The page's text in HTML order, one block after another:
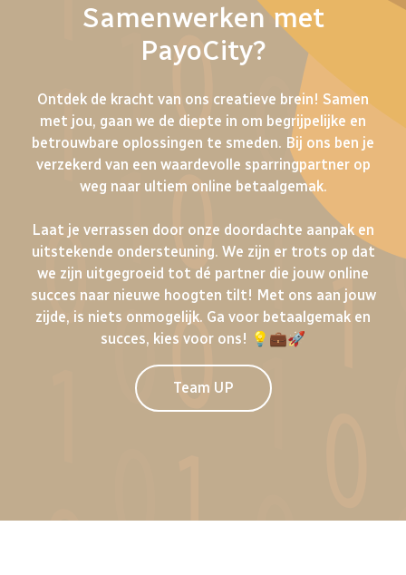
Samenwerken met
PayoCity?
Ontdek de kracht van ons creatieve brein! Samen
met jou, gaan we de diepte in om begrijpelijke en
betrouwbare oplossingen te smeden. Bij ons ben je
verzekerd van een waardevolle sparringpartner op
weg naar ultiem online betaalgemak.
Laat je verrassen door onze doordachte aanpak en
uitstekende ondersteuning. We zijn er trots op dat
we zijn uitgegroeid tot dé partner die jouw online
succes naar nieuwe hoogten tilt! Met ons aan jouw
zijde, is niets onmogelijk. Ga voor betaalgemak en
succes, kies voor ons! 💡💼🚀
Team UP